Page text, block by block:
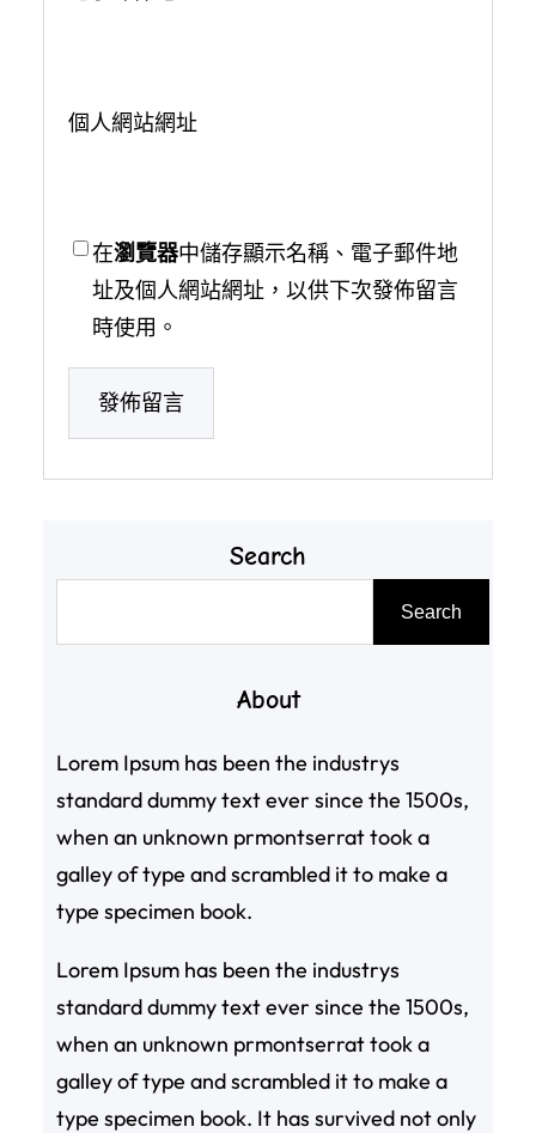
個人網站網址
在瀏覽器中儲存顯示名稱、電子郵件地
址及個人網站網址，以供下次發佈留言
時使用。
Search
Search
About
Lorem Ipsum has been the industrys
standard dummy text ever since the 1500s,
when an unknown prmontserrat took a
galley of type and scrambled it to make a
type specimen book.
Lorem Ipsum has been the industrys
standard dummy text ever since the 1500s,
when an unknown prmontserrat took a
galley of type and scrambled it to make a
type specimen book. It has survived not only